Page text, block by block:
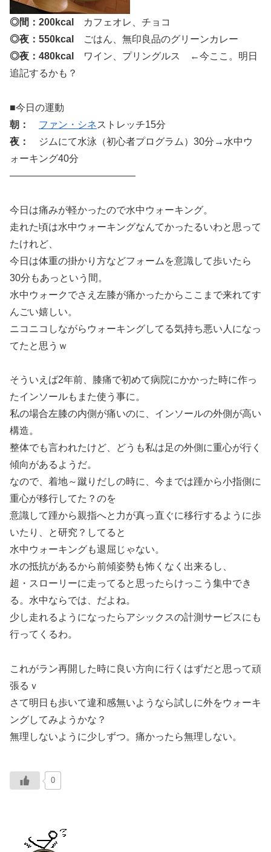
◎間：200kcal
カフェオレ、チョコ
◎夜：550kcal
ごはん、無印良品のグリーンカレー
◎夜：480kcal
ワイン、プリングルス ←今ここ。明日
追記するかも？
■今日の運動
朝：
ファン・シネストレッチ15分
夜：
ジムにて水泳（初心者プログラム）30分→水中ウ
ォーキング40分
—————————————
今日は痛みが軽かったので水中ウォーキング。
走れた頃は水中ウォーキングなんてかったるいわと思って
たけれど、
今日は体重の掛かり方などフォームを意識して歩いたら
30分もあっという間。
水中ウォークでさえ左膝が痛かったからここまで来れてす
んごい嬉しい。
ニコニコしながらウォーキングしてる気持ち悪い人になっ
てたと思うｗ
そういえば2年前、膝痛で初めて病院にかかった時に作っ
たインソールもまた使う事に。
私の場合左膝の内側が痛いのに、インソールの外側が高い
構造。
整体でも言われたけど、どうも私は足の外側に重心が行く
傾向があるようだ。
なので、着地～蹴りだしの時に、今までは踵から小指側に
重心が移行してた？のを
意識して踵から親指へと力が真っ直ぐに移行するように歩
いたり、と研究？してると
水中ウォーキングも退屈じゃない。
水の抵抗があるから前傾姿勢も怖くなく出来るし、
超・スローリーに走ってると思ったらけっこう集中でき
る。水中ならでは、だよね。
少し走れるようになったらアシックスの計測サービスにも
行ってくるわ。
これがラン再開した時に良い方向に行くはずだと思って頑
張るｖ
さて明日も歩いて違和感無いようなら試しに外をウォーキ
ングしてみようかな？
無理しないように少しずつ。痛かったら無理しない。
0